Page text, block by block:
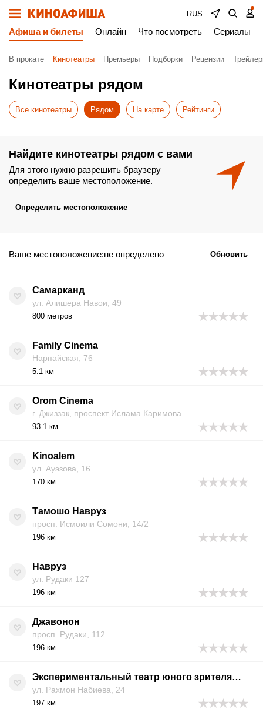
RUS
Афиша и билеты Онлайн Что посмотреть Сериалы
В прокате Кинотеатры Премьеры Подборки Рецензии
Кинотеатры рядом
Все кинотеатры Рядом На карте Рейтинги
Найдите кинотеатры рядом с вами
Для этого нужно разрешить браузеру
определить ваше местоположение.
Определить местоположение
Ваше местоположение:не определено Обновить
Самарканд
ул. Алишера Навои, 49
800 метров
Family Cinema
Нарпайская, 76
5.1 км
Orom Cinema
г. Джиззак, проспект Ислама Каримова
93.1 км
Kinoalem
ул. Ауэзова, 16
170 км
Тамошо Навруз
просп. Исмоили Сомони, 14/2
196 км
Навруз
ул. Рудаки 127
196 км
Джавонон
просп. Рудаки, 112
196 км
Экспериментальный театр юного зрителя имени М. Касымова (Ахорун)
ул. Рахмон Набиева, 24
197 км